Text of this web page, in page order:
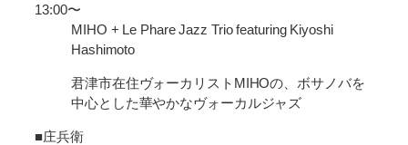
13:00〜
MIHO + Le Phare Jazz Trio featuring Kiyoshi
Hashimoto
君津市在住ヴォーカリストMIHOの、ボサノバを
中心とした華やかなヴォーカルジャズ
■庄兵衛